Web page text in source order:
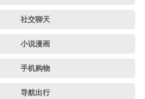
社交聊天
小说漫画
手机购物
导航出行